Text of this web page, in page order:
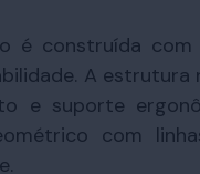
é construída
A estrutura
e suporte
com